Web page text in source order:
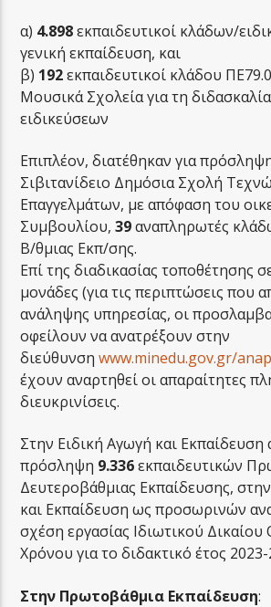
α) 4.898εκπαιδευτικοί κλάδων/
γενική εκπαίδευση, και
β) 192εκπαιδευτικοί κλάδου
Μουσικά Σχολεία για τη
ειδικεύσεων
Επιπλέον, διατέθηκαν για
Σιβιτανίδειο Δημόσια Σχολή
Επαγγελμάτων, με απόφαση του
Συμβουλίου,39αναπληρωτές
Β/θμιας Εκπ/σης.
Επί της διαδικασίας τοποθέτησης
μονάδες (για τις περιπτώσεις που
ανάληψης υπηρεσίας, οι
οφείλουν να ανατρέξουν στην
διεύθυνσηwww.minedu.gov.gr/
έχουν αναρτηθεί οι απαραίτητες
διευκρινίσεις.
Στην Ειδική Αγωγή και
πρόσληψη 9.336εκπαιδευτικών
Δευτεροβάθμιας Εκπαίδευσης,
και Εκπαίδευση ως προσωρινών
σχέση εργασίας Ιδιωτικού
Χρόνου για το διδακτικό έτος
Στην Πρωτοβάθμια Εκπαίδευση: